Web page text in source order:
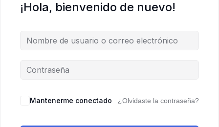
¡Hola, bienvenido de nuevo!
Mantenerme conectado ¿Olvidaste la contraseña?